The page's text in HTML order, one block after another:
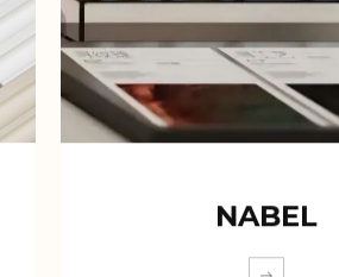
NABEL